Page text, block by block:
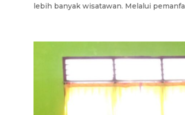
lebih banyak wisatawan. Melalui